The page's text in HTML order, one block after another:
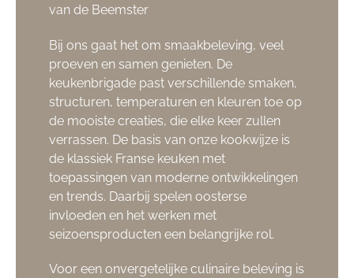
van de Beemster
Bij ons gaat het om smaakbeleving, veel
proeven en samen genieten. De
keukenbrigade past verschillende smaken,
structuren, temperaturen en kleuren toe op
de mooiste creaties, die elke keer zullen
verrassen. De basis van onze kookwijze is
de klassiek Franse keuken met
toepassingen van moderne ontwikkelingen
en trends. Daarbij spelen oosterse
invloeden en het werken met
seizoensproducten een belangrijke rol.
Voor een onvergetelijke culinaire beleving is